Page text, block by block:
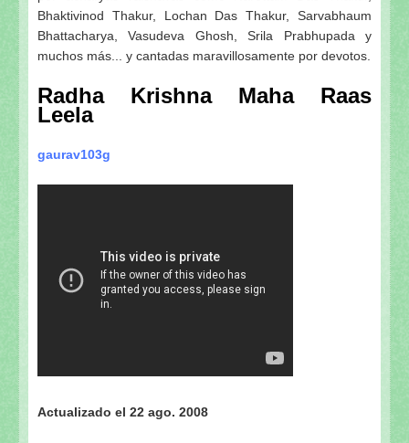
Bhaktivinod Thakur, Lochan Das Thakur, Sarvabhaum
Bhattacharya, Vasudeva Ghosh, Srila Prabhupada y
muchos más... y cantadas maravillosamente por devotos.
Radha Krishna Maha Raas
Leela
gaurav103g
Actualizado el 22 ago. 2008